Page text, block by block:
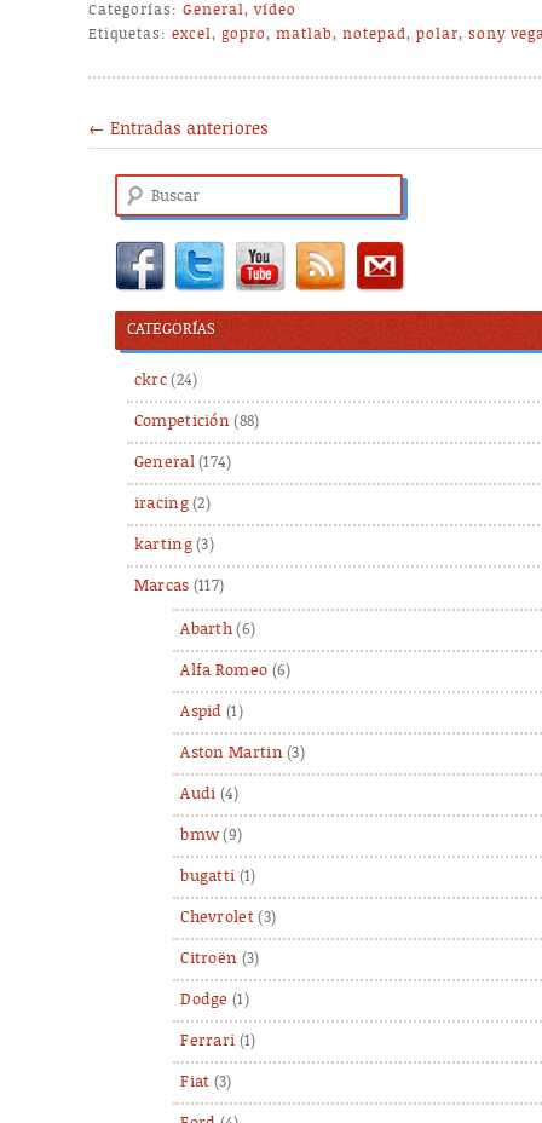
Categorías: General,vídeo
Etiquetas: excel,gopro,matlab,notepad,polar,sony
← Entradas anteriores
Buscar
CATEGORÍAS
ckrc(24)
Competición (88)
General(174)
iracing(2)
karting(3)
Marcas (117)
Abarth (6)
Alfa Romeo (6)
Aspid (1)
Aston Martin (3)
Audi (4)
bmw (9)
bugatti (1)
Chevrolet(3)
Citroën (3)
Dodge (1)
Ferrari (1)
Fiat (3)